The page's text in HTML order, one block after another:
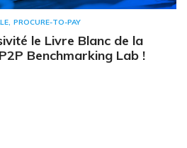
, PROCURE-TO-PAY
le Livre Blanc de la
Benchmarking Lab !